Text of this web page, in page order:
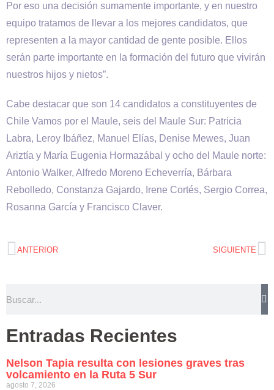
Por eso una decisión sumamente importante, y en nuestro
equipo tratamos de llevar a los mejores candidatos, que
representen a la mayor cantidad de gente posible. Ellos
serán parte importante en la formación del futuro que vivirán
nuestros hijos y nietos”.
Cabe destacar que son 14 candidatos a constituyentes de
Chile Vamos por el Maule, seis del Maule Sur: Patricia
Labra, Leroy Ibáñez, Manuel Elías, Denise Mewes, Juan
Ariztía y María Eugenia Hormazábal y ocho del Maule norte:
Antonio Walker, Alfredo Moreno Echeverría, Bárbara
Rebolledo, Constanza Gajardo, Irene Cortés, Sergio Correa,
Rosanna García y Francisco Claver.
ANTERIOR SIGUIENTE
Entradas Recientes
Nelson Tapia resulta con lesiones graves tras
volcamiento en la Ruta 5 Sur
agosto 7, 2026